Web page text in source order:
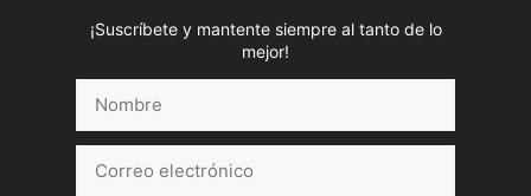
¡Suscríbete y mantente siempre al tanto de lo
mejor!
electrónico